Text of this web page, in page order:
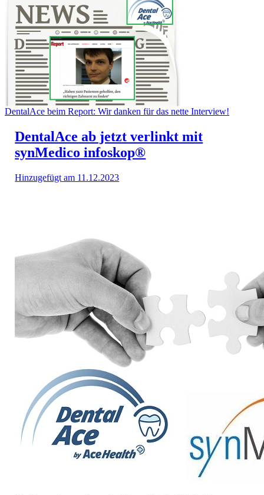
DentalAce beim Report: Wir danken für das nette Interview!
DentalAce ab jetzt verlinkt mit
synMedico infoskop®
Hinzugefügt am 11.12.2023